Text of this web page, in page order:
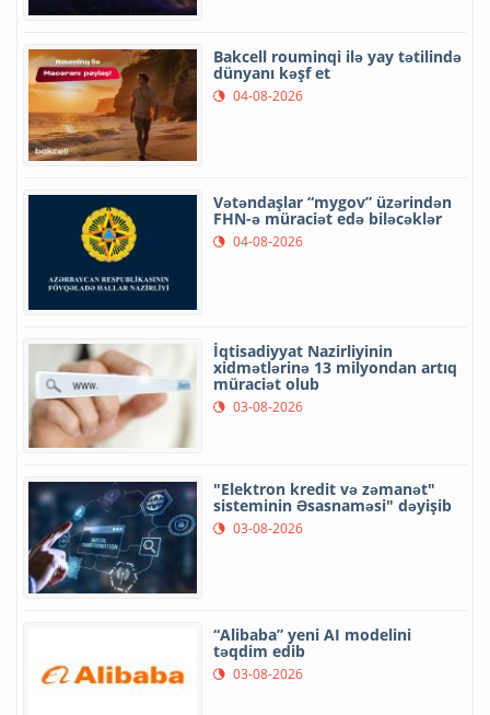
Bakcell rouminqi ilə yay tətilində
dünyanı kəşf et
04-08-2026
Vətəndaşlar “mygov” üzərindən
FHN-ə müraciət edə biləcəklər
04-08-2026
İqtisadiyyat Nazirliyinin
xidmətlərinə 13 milyondan artıq
müraciət olub
03-08-2026
"Elektron kredit və zəmanət"
sisteminin Əsasnaməsi" dəyişib
03-08-2026
“Alibaba” yeni AI modelini
təqdim edib
03-08-2026